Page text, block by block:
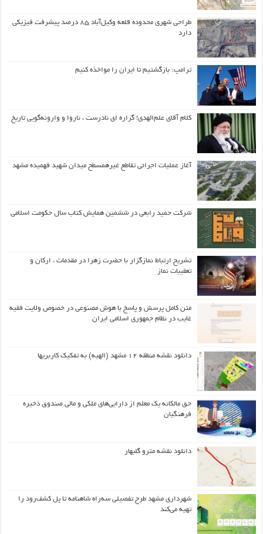
طراحی شهری محدوده قلعه وکیل‌آباد ۸۵ درصد پیشرفت فیزیکی
دارد
ترامپ: بازگشتیم تا ایران را مواخذه کنیم
کلام آقای علم‌الهدی! گزاره ای نادرست ، ناروا و وارونه‌گویی تاریخ
آغاز عملیات اجرائی تقاطع غیرهمسطح میدان شهید فهمیده مشهد
شرکت حمید رابعی در ششمین همایش کتاب سال حکومت اسلامی
تشریح ارتباط نمازگزار با حضرت زهرا در مقدمات ، ارکان و
تعقیبات نماز
متن کامل پرسش و پاسخ با هوش مصنوعی در خصوص ولایت فقیه
غایب در نظام جمهوری اسلامی ایران
دانلود نقشه منطقه ۱۲ مشهد (الهیه) به تفکیک کاربریها
حق مالکانه یک معلم از دارایی‌های ملکی و مالی صندوق ذخیره
فرهنگیان
دانلود نقشه مترو گلبهار
شهرداری مشهد طرح تفصیلی سه‌راه شاهنامه تا پل کشف‌رود را
تهیه می‌کند